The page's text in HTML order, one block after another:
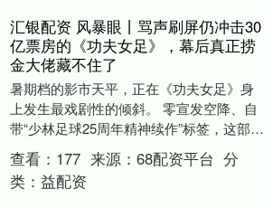
汇银配资 风暴眼丨骂声刷屏仍冲击30
亿票房的《功夫女足》，幕后真正捞
金大佬藏不住了
暑期档的影市天平，正在《功夫女足》身
上发生最戏剧性的倾斜。 零宣发空降、自
带“少林足球25周年精神续作”标签，这部周
星驰挂帅的作品从上映首日起就行走在争
议与狂欢....
查看： 177 来源： 68配资平台 分
类： 益配资